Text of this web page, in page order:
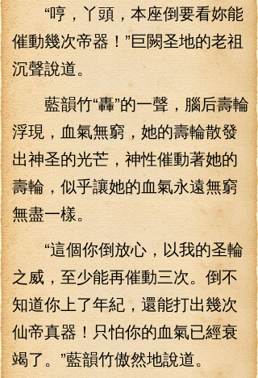
“哼，丫頭，本座倒要看妳能
催動幾次帝器！”巨闕圣地的老祖
沉聲說道。
藍韻竹“轟”的一聲，腦后壽輪
浮現，血氣無窮，她的壽輪散發
出神圣的光芒，神性催動著她的
壽輪，似乎讓她的血氣永遠無窮
無盡一樣。
“這個你倒放心，以我的圣輪
之威，至少能再催動三次。倒不
知道你上了年紀，還能打出幾次
仙帝真器！只怕你的血氣已經衰
竭了。”藍韻竹傲然地說道。